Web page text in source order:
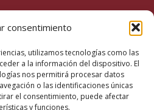
consentimiento
utilizamos tecnologías como las
a la información del dispositivo. El
nos permitirá procesar datos
o las identificaciones únicas
el consentimiento, puede afectar
y funciones.